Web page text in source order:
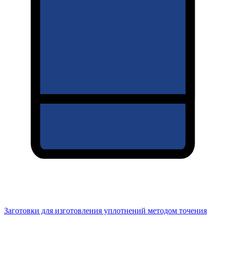
Заготовки для изготовления уплотнений методом точения